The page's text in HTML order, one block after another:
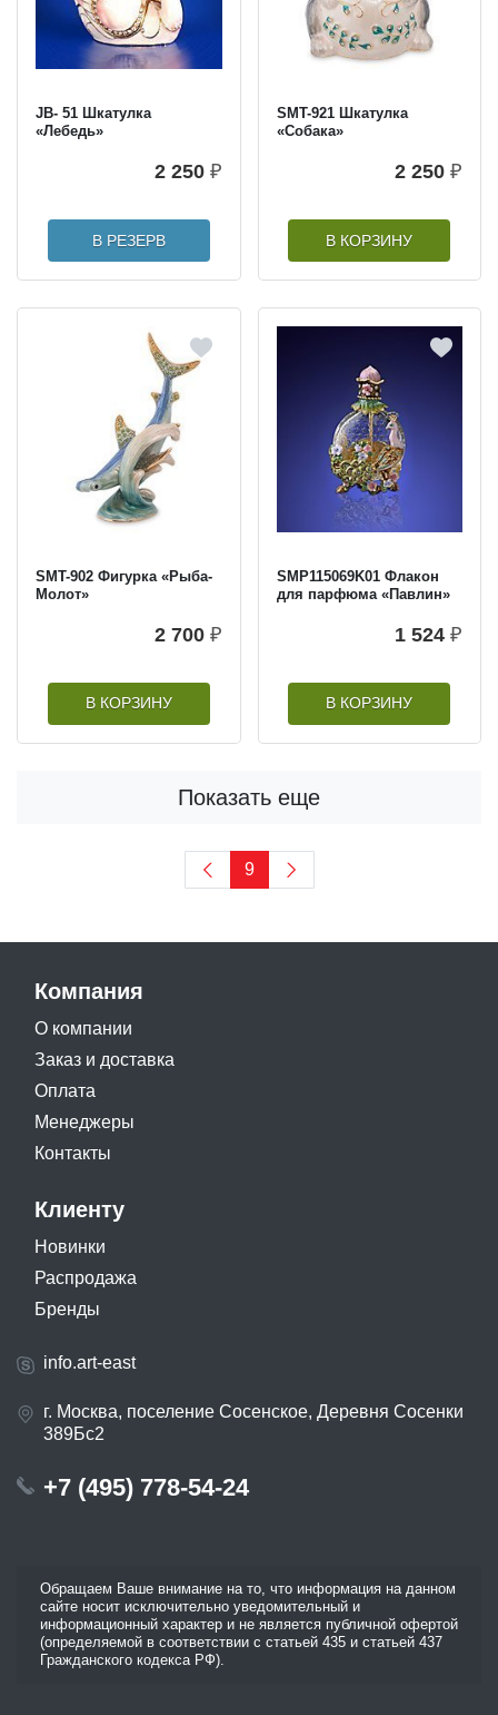
JB- 51 Шкатулка
«Лебедь»
2 250 ₽
В РЕЗЕРВ
SMT-921 Шкатулка
«Cобака»
2 250 ₽
В КОРЗИНУ
SMT-902 Фигурка «Рыба-
Молот»
2 700 ₽
В КОРЗИНУ
SMP115069K01 Флакон
для парфюма «Павлин»
1 524 ₽
В КОРЗИНУ
Показать еще
9
Компания
О компании
Заказ и доставка
Оплата
Менеджеры
Контакты
Клиенту
Новинки
Распродажа
Бренды
info.art-east
г. Москва, поселение Сосенское, Деревня Сосенки
389Бс2
+7 (495) 778-54-24
Обращаем Ваше внимание на то, что информация на данном
сайте носит исключительно уведомительный и
информационный характер и не является публичной офертой
(определяемой в соответствии с статьей 435 и статьей 437
Гражданского кодекса РФ).